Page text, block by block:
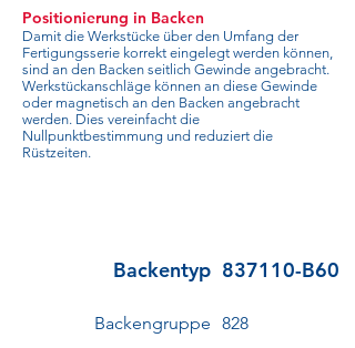
Positionierung in Backen
Damit die Werkstücke über den Umfang der
Fertigungsserie korrekt eingelegt werden können,
sind an den Backen seitlich Gewinde angebracht.
Werkstückanschläge können an diese Gewinde
oder magnetisch an den Backen angebracht
werden. Dies vereinfacht die
Nullpunktbestimmung und reduziert die
Rüstzeiten.
Backentyp 837110-B60
Backengruppe 828